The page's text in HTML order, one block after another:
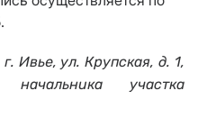
.
Ивье, ул. Крупская, д. 1,
участка